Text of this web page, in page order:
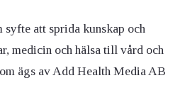
att sprida kunskap och
medicin och hälsa till vård och
ägs av Add Health Media AB